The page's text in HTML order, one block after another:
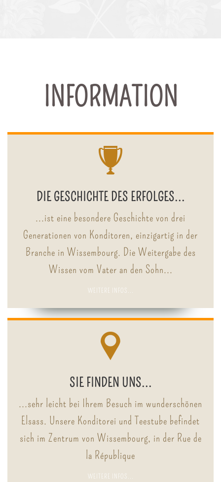
INFORMATION
DIE GESCHICHTE DES ERFOLGES...
...ist eine besondere Geschichte von drei
Generationen von Konditoren, einzigartig in der
Branche in Wissembourg. Die Weitergabe des
Wissen vom Vater an den Sohn...
WEITERE INFOS...
SIE FINDEN UNS...
...sehr leicht bei Ihrem Besuch im wunderschönen
Elsass. Unsere Konditorei und Teestube befindet
sich im Zentrum von Wissembourg, in der Rue de
la République
WEITERE INFOS...